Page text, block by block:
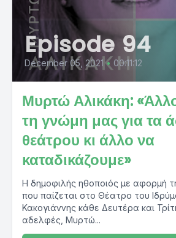
Episode 94
December 05, 2021 • 00:11:12
Μυρτώ Αλικάκη:
τη γνώμη μας για τα
θεάτρου κι άλλο να
καταδικάζουμε»
Η δημοφιλής ηθοποιός με αφορμή
που παίζεται στο Θέατρο του
Κακογιάννης κάθε Δευτέρα και
αδελφές, Μυρτώ...